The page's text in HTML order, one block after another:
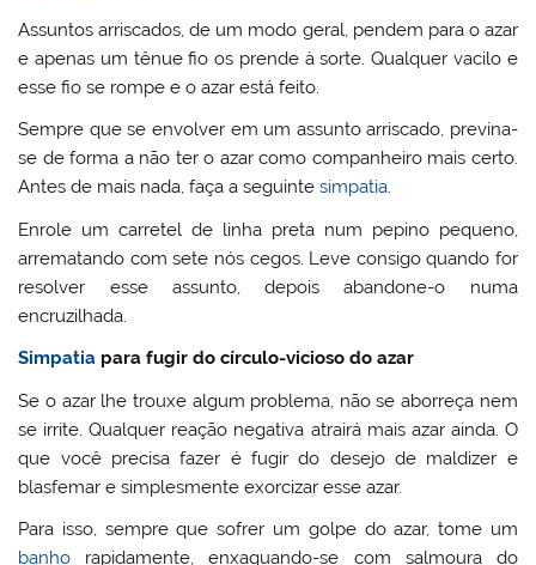
Assuntos arriscados, de um modo geral, pendem para o azar
e apenas um tênue fio os prende à sorte. Qualquer vacilo e
esse fio se rompe e o azar está feito.
Sempre que se envolver em um assunto arriscado, previna-
se de forma a não ter o azar como companheiro mais certo.
Antes de mais nada, faça a seguintesimpatia.
Enrole um carretel de linha preta num pepino pequeno,
arrematando com sete nós cegos. Leve consigo quando for
resolver esse assunto, depois abandone-o numa
encruzilhada.
Simpatia para fugir do círculo-vicioso do azar
Se o azar lhe trouxe algum problema, não se aborreça nem
se irrite. Qualquer reação negativa atrairá mais azar ainda. O
que você precisa fazer é fugir do desejo de maldizer e
blasfemar e simplesmente exorcizar esse azar.
Para isso, sempre que sofrer um golpe do azar, tome um
banho rapidamente, enxaguando-se com salmoura do